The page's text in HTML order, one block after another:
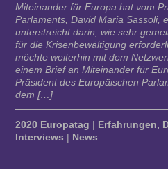
Miteinander für Europa hat vom
Parlaments, David Maria Sassoli,
unterstreicht darin, wie sehr
für die Krisenbewältigung
möchte weiterhin mit dem
einem Brief an Miteinander für
Präsident des Europäischen
dem […]
2020 Europatag | Erfahrungen,
Interviews | News